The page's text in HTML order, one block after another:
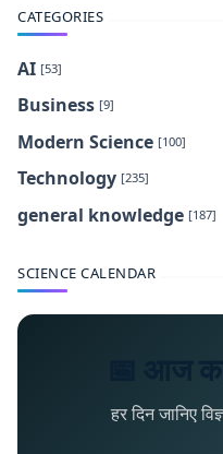
CATEGORIES
AI [53]
Business [9]
Modern Science [100]
Technology [235]
general knowledge [187]
SCIENCE CALENDAR
📅 आज
हर दिन जानिए